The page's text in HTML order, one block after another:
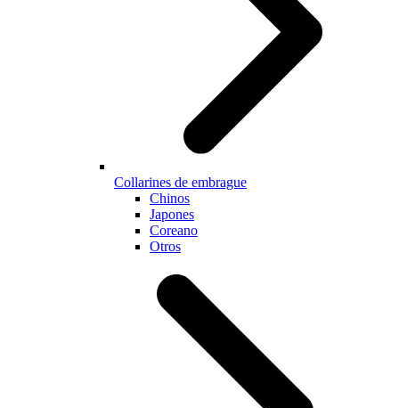
Collarines de embrague
Chinos
Japones
Coreano
Otros